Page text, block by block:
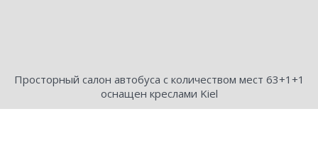
Просторный салон автобуса с количеством мест 63+1+1
оснащен креслами Kiel